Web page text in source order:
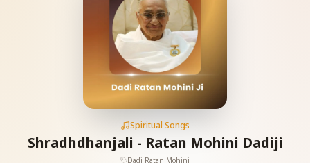
Spiritual Songs
Shradhdhanjali - Ratan Mohini Dadiji
Dadi Ratan Mohini